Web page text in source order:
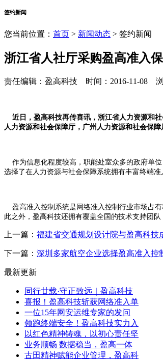
签约新闻
您当前位置： 首页 > 新闻动态 > 签约新闻
浙江省人社厅采购盈高准入
责任编辑：盈高科技 时间：2016-11-08
近日，盈高科技再传喜讯，浙江省人力资源和
人力资源和社会保障厅，广州人力资源和社会保
作为信息化程度较高，职能处室众多的政府单
选择了在人力资源与社会保障系统拥有丰富终端
盈高准入控制系统是网络准入控制行业市场占
此之外，盈高科技还拥有覆盖全国的技术支持团
上一篇： 福建省交通规划设计院与盈高科技
下一篇： 深圳多家航空企业选择盈高准入控
最新更新
同行廿载·守正致远｜盈高科技
喜报！盈高科技斩获网络准入单
一位15年网安运维专家的发问
领跑终端安全！盈高科技实力入
以红色精神铸魂，以初心责任坚
业务顺畅 数据稳当，盈高一体
古田精神赋能企业管理，盈高科